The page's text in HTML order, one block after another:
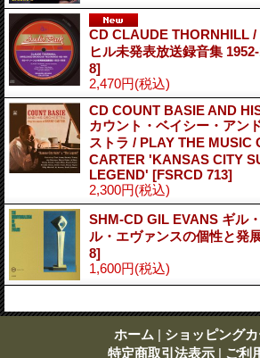
CD CLAUDE THORNHILL /
ヒル未発表放送録音集
8]
2,470円(税込)
CD COUNT BASIE AND
カウント・ベイシー・アン
ストラ / PLAY THE MUSIC
CARTER 'KANSAS CITY
LEGEND' [FSRCD 713]
2,300円(税込)
SHM-CD GIL EVANS ギル
ル・エヴァンスの個性と発
8]
1,600円(税込)
ホーム | ショッピングカ
特定商取引法表示 | ご利